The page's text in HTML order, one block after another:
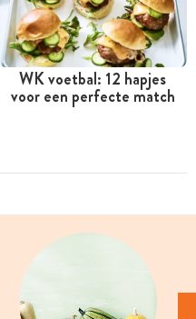
WK voetbal: 12 hapjes
voor een perfecte match